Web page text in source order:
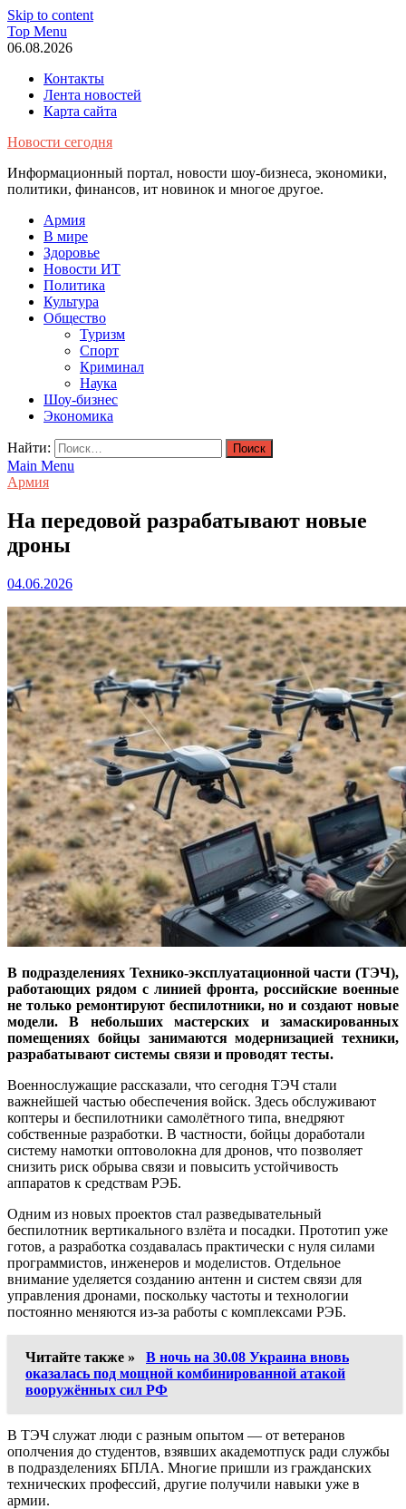
Skip to content
Top Menu
06.08.2026
Контакты
Лента новостей
Карта сайта
Новости сегодня
Информационный портал, новости шоу-бизнеса, экономики,
политики, финансов, ит новинок и многое другое.
Армия
В мире
Здоровье
Новости ИТ
Политика
Культура
Общество
Туризм
Спорт
Криминал
Наука
Шоу-бизнес
Экономика
Найти:
Main Menu
Армия
На передовой разрабатывают новые
дроны
04.06.2026
В подразделениях Технико-эксплуатационной части (ТЭЧ),
работающих рядом с линией фронта, российские военные
не только ремонтируют беспилотники, но и создают новые
модели. В небольших мастерских и замаскированных
помещениях бойцы занимаются модернизацией техники,
разрабатывают системы связи и проводят тесты.
Военнослужащие рассказали, что сегодня ТЭЧ стали
важнейшей частью обеспечения войск. Здесь обслуживают
коптеры и беспилотники самолётного типа, внедряют
собственные разработки. В частности, бойцы доработали
систему намотки оптоволокна для дронов, что позволяет
снизить риск обрыва связи и повысить устойчивость
аппаратов к средствам РЭБ.
Одним из новых проектов стал разведывательный
беспилотник вертикального взлёта и посадки. Прототип уже
готов, а разработка создавалась практически с нуля силами
программистов, инженеров и моделистов. Отдельное
внимание уделяется созданию антенн и систем связи для
управления дронами, поскольку частоты и технологии
постоянно меняются из-за работы с комплексами РЭБ.
Читайте также »
В ночь на 30.08 Украина вновь
оказалась под мощной комбинированной атакой
вооружённых сил РФ
В ТЭЧ служат люди с разным опытом — от ветеранов
ополчения до студентов, взявших академотпуск ради службы
в подразделениях БПЛА. Многие пришли из гражданских
технических профессий, другие получили навыки уже в
армии.